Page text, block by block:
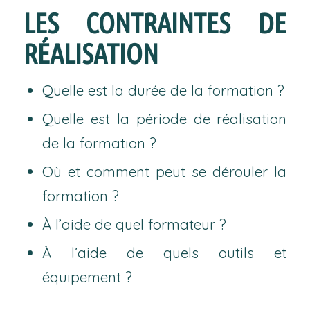
LES CONTRAINTES DE
RÉALISATION
Quelle est la durée de la formation ?
Quelle est la période de réalisation
de la formation ?
Où et comment peut se dérouler la
formation ?
À l’aide de quel formateur ?
À l’aide de quels outils et
équipement ?